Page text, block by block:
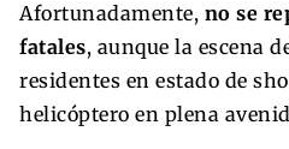
Afortunadamente, no se
fatales, aunque la escena
residentes en estado de
helicóptero en plena